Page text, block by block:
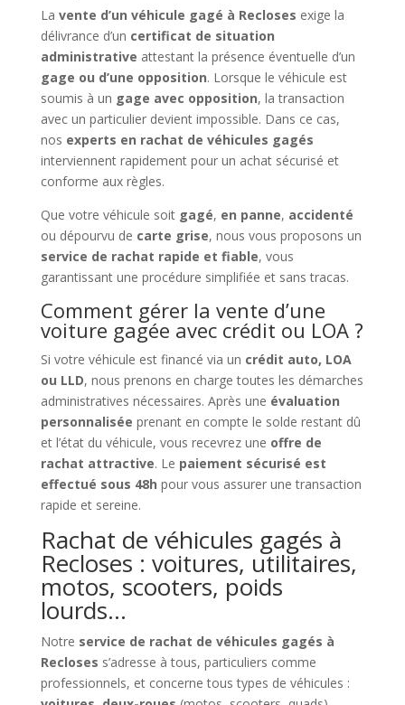
La vente d’un véhicule gagé à Recloses exige la
délivrance d’un certificat de situation
administrative attestant la présence éventuelle d’un
gage ou d’une opposition. Lorsque le véhicule est
soumis à un gage avec opposition, la transaction
avec un particulier devient impossible. Dans ce cas,
nos experts en rachat de véhicules gagés
interviennent rapidement pour un achat sécurisé et
conforme aux règles.
Que votre véhicule soit gagé, en panne, accidenté
ou dépourvu de carte grise, nous vous proposons un
service de rachat rapide et fiable, vous
garantissant une procédure simplifiée et sans tracas.
Comment gérer la vente d’une
voiture gagée avec crédit ou LOA ?
Si votre véhicule est financé via un crédit auto, LOA
ou LLD, nous prenons en charge toutes les démarches
administratives nécessaires. Après une évaluation
personnalisée prenant en compte le solde restant dû
et l’état du véhicule, vous recevrez une offre de
rachat attractive. Le paiement sécurisé est
effectué sous 48h pour vous assurer une transaction
rapide et sereine.
Rachat de véhicules gagés à
Recloses : voitures, utilitaires,
motos, scooters, poids
lourds…
Notre service de rachat de véhicules gagés à
Recloses s’adresse à tous, particuliers comme
professionnels, et concerne tous types de véhicules :